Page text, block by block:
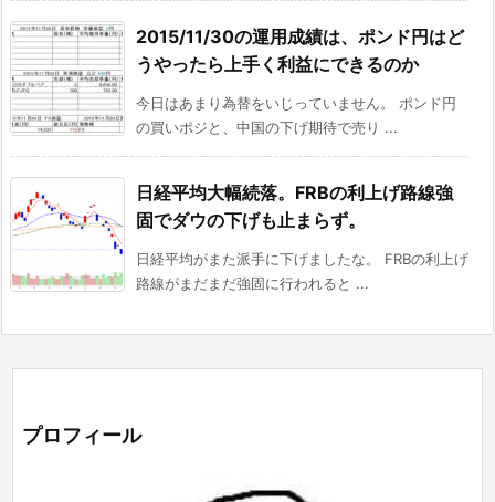
2015/11/30の運用成績は、ポンド円はど
うやったら上手く利益にできるのか
今日はあまり為替をいじっていません。 ポンド円
の買いポジと、中国の下げ期待で売り ...
日経平均大幅続落。FRBの利上げ路線強
固でダウの下げも止まらず。
日経平均がまた派手に下げましたな。 FRBの利上げ
路線がまだまだ強固に行われると ...
プロフィール